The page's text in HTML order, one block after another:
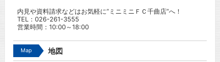
内見や資料請求などはお気軽に”ミニミニＦＣ千曲店”へ！
TEL： 026-261-3555
営業時間：10:00～18:00
Map 地図